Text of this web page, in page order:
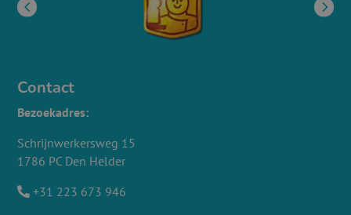
Contact
Bezoekadres:
Schrijnwerkersweg 15
1786 PC Den Helder
+31 223 673 946